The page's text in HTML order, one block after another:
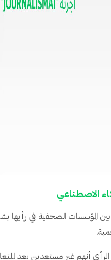
الاصطناعي
المؤسسات الصحفية في رأيها